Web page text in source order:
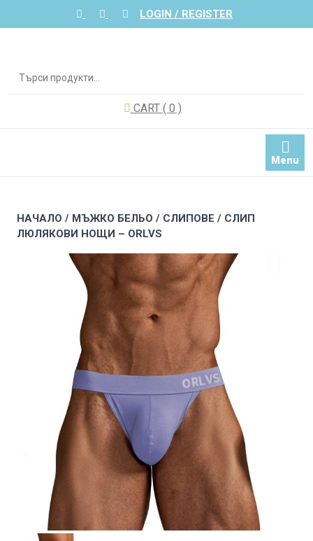
LOGIN / REGISTER
CART ( 0 )
Menu
НАЧАЛО / МЪЖКО БЕЛЬО / СЛИПОВЕ / СЛИП
ЛЮЛЯКОВИ НОЩИ – ORLVS